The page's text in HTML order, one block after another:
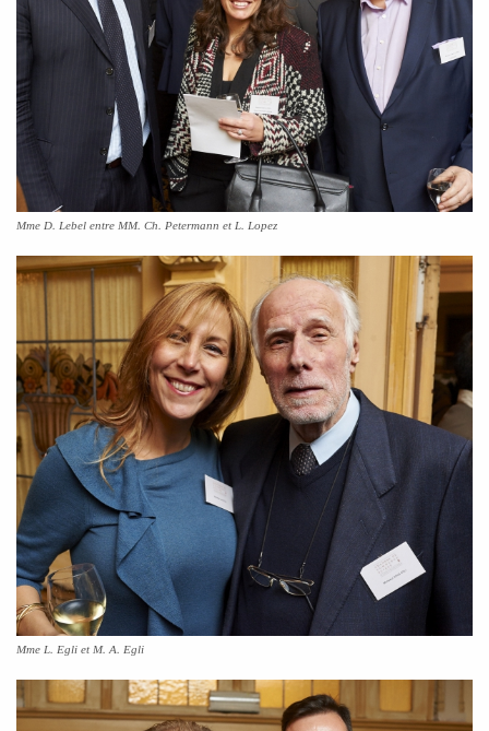
Mme D. Lebel entre MM. Ch. Petermann et L. Lopez
Mme L. Egli et M. A. Egli